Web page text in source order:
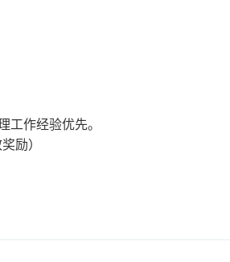
作经验优先。
励）